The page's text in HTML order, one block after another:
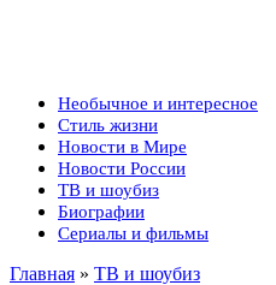
Необычное и интересное
Стиль жизни
Новости в Мире
Новости России
ТВ и шоубиз
Биографии
Сериалы и фильмы
Главная » ТВ и шоубиз